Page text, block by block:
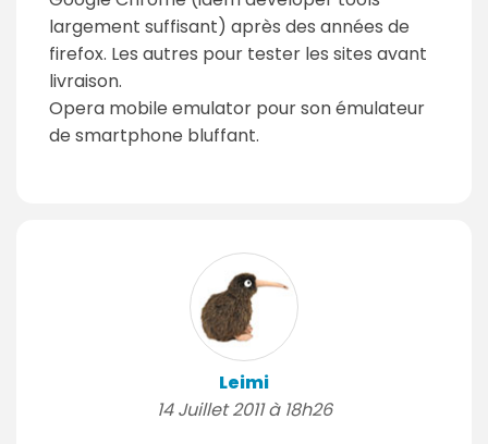
largement suffisant) après des années de
firefox. Les autres pour tester les sites avant
livraison.
Opera mobile emulator pour son émulateur
de smartphone bluffant.
Leimi
14 Juillet 2011 à 18h26